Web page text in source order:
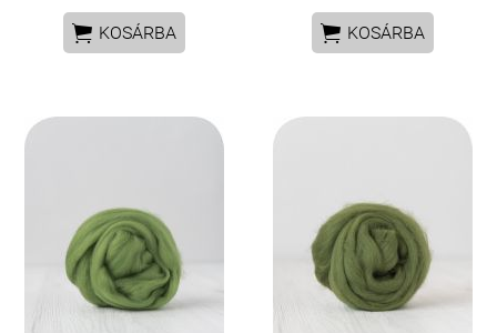
 KOSÁRBA  KOSÁRBA